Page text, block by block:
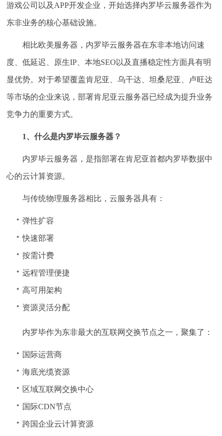
游戏公司以及APP开发企业，开始选择内罗毕云服务器作为
东非业务的核心基础设施。
相比欧美服务器，内罗毕云服务器在东非本地访问速
度、低延迟、原生IP、本地SEO以及直播稳定性方面具有明
显优势。对于希望覆盖肯尼亚、乌干达、坦桑尼亚、卢旺达
等市场的企业来说，部署肯尼亚云服务器已经成为提升业务
竞争力的重要方式。
1、什么是内罗毕云服务器？
内罗毕云服务器，是指部署在肯尼亚首都内罗毕数据中
心的云计算资源。
与传统物理服务器相比，云服务器具有：
弹性扩容
快速部署
按需计费
远程管理便捷
高可用架构
资源灵活分配
内罗毕作为东非最大的互联网交换节点之一，聚集了：
国际运营商
海底光缆资源
区域互联网交换中心
国际CDN节点
跨国企业云计算资源